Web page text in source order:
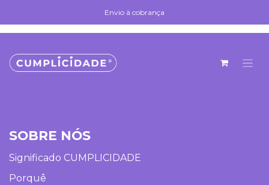
Envio à cobrança
Envio à cobrança
SOBRE NÓS
Significado CUMPLICIDADE
Porquê